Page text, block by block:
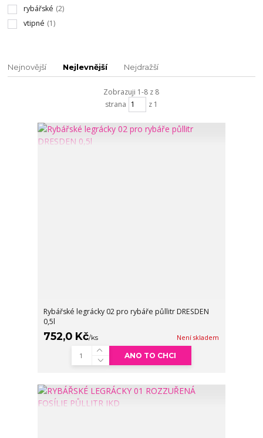
rybářské (2)
vtipné (1)
Nejnovější Nejlevnější Nejdražší
Zobrazuji 1-8 z 8
strana
z 1
Rybářské legrácky 02 pro rybáře půllitr DRESDEN
0,5l
752,0 Kč/ks Není skladem
ANO TO CHCI